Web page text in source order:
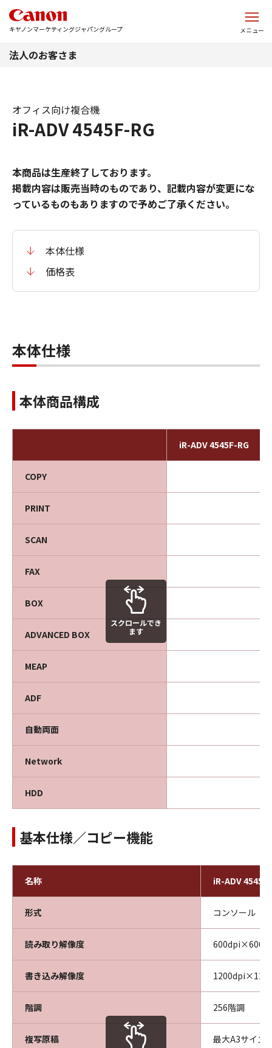
キヤノンマーケティングジャパングループ メニュー
法人のお客さま
iR-ADV 4545F-RG
オフィス向け複合機
本商品は生産終了しております。
掲載内容は販売当時のものであり、記載内容が変更にな
っているものもありますので予めご了承ください。
本体仕様
価格表
本体仕様
本体商品構成
iR-ADV 4545F-RG
COPY
PRINT
SCAN
FAX
BOX
ADVANCED BOX
MEAP
ADF
自動両面
Network
HDD
スクロールでき
ます
基本仕様／コピー機能
名称 iR-ADV
形式 コンソール
読み取り解像度
書き込み解像度
階調 256階調
複写原稿 最大A3サイズ